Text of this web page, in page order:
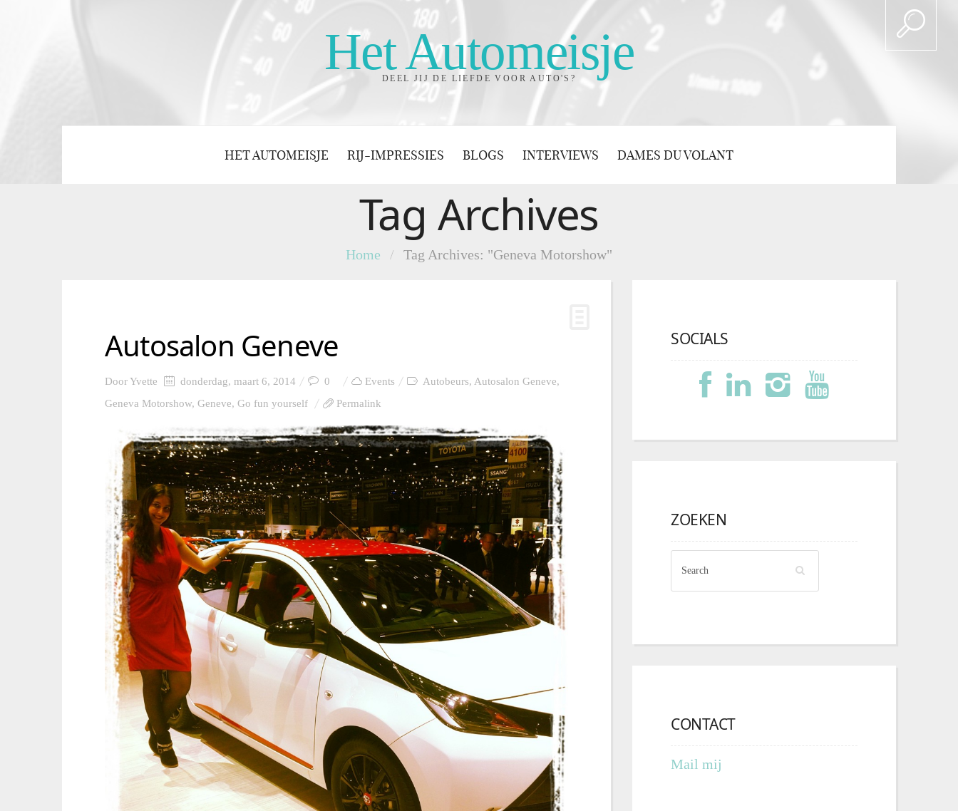
Het Automeisje
DEEL JIJ DE LIEFDE VOOR AUTO'S?
HET AUTOMEISJE RIJ-IMPRESSIES BLOGS INTERVIEWS DAMES DU VOLANT
Tag Archives
Home / Tag Archives: "Geneva Motorshow"
Autosalon Geneve
DoorYvette donderdag, maart 6, 2014 0 Events Autobeurs, Autosalon Geneve,
Geneva Motorshow, Geneve, Go fun yourself Permalink
SOCIALS
ZOEKEN
CONTACT
Mail mij